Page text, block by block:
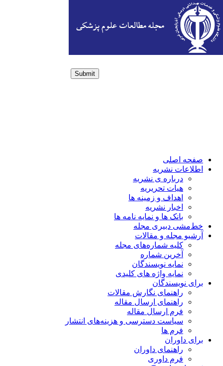
Submit
صفحه اصلی
اطلاعات نشریه
درباره ی نشریه
هیات تحریریه
اهداف و زمینه ها
اخبار نشریه
بانک ها و نمایه نامه ها
خط‌مشی دبیری مجله
آرشیو مجله و مقالات
کلیه شماره‌های مجله
آخرین شماره
نمایه نویسندگان
نمایه واژه های کلیدی
برای نویسندگان
راهنمای نگارش مقالات
راهنمای ارسال مقاله
فرم ارسال مقاله
سیاست دسترسی و هزینه‌های انتشار
فرم ها
برای داوران
راهنمای داوران
فرم داوری